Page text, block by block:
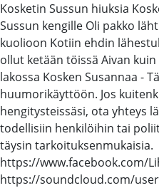
Kosketin Sussun hiuksia
Sussun kengille Oli pakko
kuolioon Kotiin ehdin
ollut ketään töissä Aivan
lakossa Kosken Susannaa -
huumorikäyttöön. Jos
hengitysteissäsi, ota yhteys
todellisiin henkilöihin tai
täysin tarkoituksenmukaisia.
https://www.facebook.com/
https://soundcloud.com/